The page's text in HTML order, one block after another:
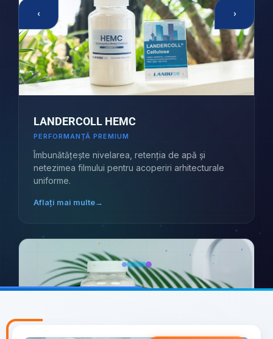
LANDERCOLL HEMC
PERFORMANȚĂ PREMIUM
Îmbunătățește nivelarea, retenția de apă și
netezimea filmului pentru acoperiri arhitecturale
uniforme.
Aflați mai multe→
‹ ›